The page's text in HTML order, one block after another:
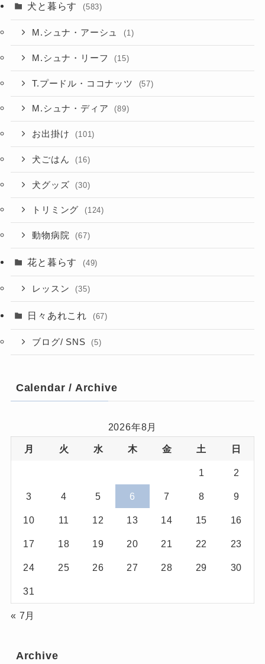
犬と暮らす (583)
M.シュナ・アーシュ (1)
M.シュナ・リーフ (15)
T.プードル・ココナッツ (57)
M.シュナ・ディア (89)
お出掛け (101)
犬ごはん (16)
犬グッズ (30)
トリミング (124)
動物病院 (67)
花と暮らす (49)
レッスン (35)
日々あれこれ (67)
ブログ/ SNS (5)
Calendar / Archive
2026年8月
月 火 水 木 金 土 日
1 2
3 4 5 6 7 8 9
10 11 12 13 14 15 16
17 18 19 20 21 22 23
24 25 26 27 28 29 30
31
« 7月
Archive